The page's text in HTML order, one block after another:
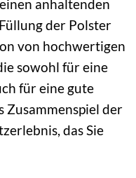
anhaltenden
der Polster
von hochwertigen
sowohl für eine
für eine gute
Zusammenspiel der
das Sie